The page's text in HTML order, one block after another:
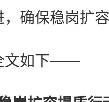
确保稳岗扩
如下——